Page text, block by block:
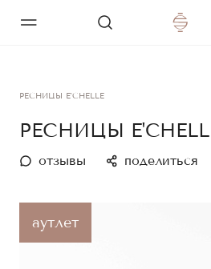
РЕСНИЦЫ E'CHELLE
РЕСНИЦЫ
отзывы поделиться
аутлет